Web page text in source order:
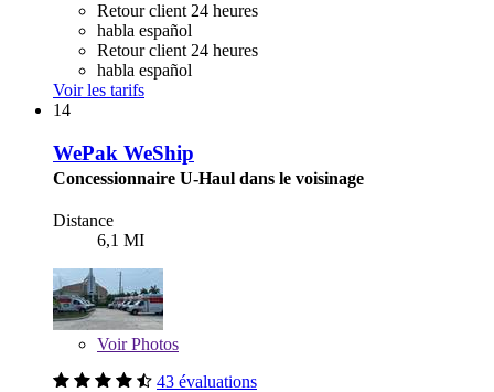
Retour client 24 heures
habla español
Retour client 24 heures
habla español
Voir les tarifs
14
WePak WeShip
Concessionnaire U-Haul dans le voisinage
Distance
6,1 MI
VoirPhotos
43 évaluations